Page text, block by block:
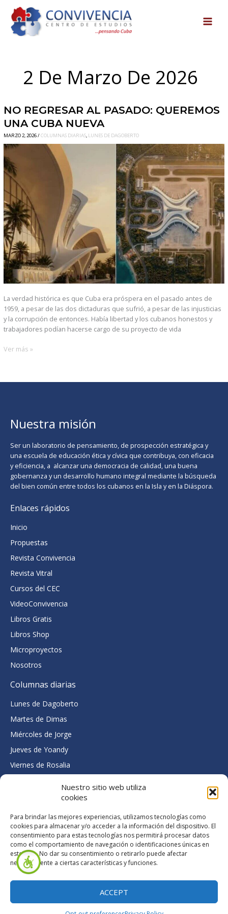
Nuestro sitio web utiliza
cookies
Para brindar las mejores experiencias, utilizamos tecnologías como
cookies para almacenar y/o acceder a la información del dispositivo. El
consentimiento para estas tecnologías nos permitirá procesar datos
como el comportamiento de navegación o identificaciones únicas en
este sitio. No dar su consentimiento o retirarlo puede afectar
negativamente a ciertas características y funciones.
ACCEPT
contenido
2 De Marzo De 2026
NO REGRESAR AL PASADO: QUEREMOS
UNA CUBA NUEVA
MARZO 2, 2026/COLUMNAS DIARIAS, LUNES DE DAGOBERTO
La verdad histórica es que Cuba era próspera en el pasado antes de
1959, a pesar de las dos dictaduras que sufrió, a pesar de las injusticias
y la corrupción de entonces. Había libertad y los cubanos honestos y
trabajadores podían hacerse cargo de su proyecto de vida
NO
REGRESAR
AL
PASADO:
QUEREMOS
UNA
CUBA
NUEVA
Ver más »
Nuestra misión
Ser un laboratorio de pensamiento, de prospección estratégica y
una escuela de educación ética y cívica que contribuya, con eficacia
y eficiencia, a alcanzar una democracia de calidad, una buena
gobernanza y un desarrollo humano integral mediante la búsqueda
del bien común entre todos los cubanos en la Isla y en la Diáspora.
Enlaces rápidos
Inicio
Propuestas
Revista Convivencia
Revista Vitral
Cursos del CEC
VideoConvivencia
Libros Gratis
Libros Shop
Microproyectos
Nosotros
Columnas diarias
Lunes de Dagoberto
Martes de Dimas
Miércoles de Jorge
Jueves de Yoandy
Viernes de Rosalia
colabora@centroconvivencia.org
F
a
c
e
b
o
k
T
w
i
t
e
Y
o
u
t
b
derechos reservados.
Made with ♥ by Inreact